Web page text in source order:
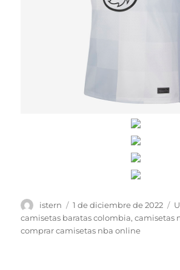
Autor
istern
Publicado
el
1 de diciembre de 2022
camisetas baratas colombia,camisetas
comprar camisetas nba online